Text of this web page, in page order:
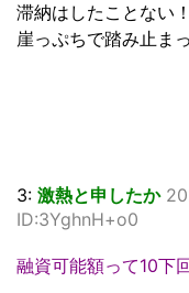
滞納はしたことない！
崖っぷちで踏み止ま
3: 激熱と申したか
ID:3YghnH+o0
融資可能額って10下